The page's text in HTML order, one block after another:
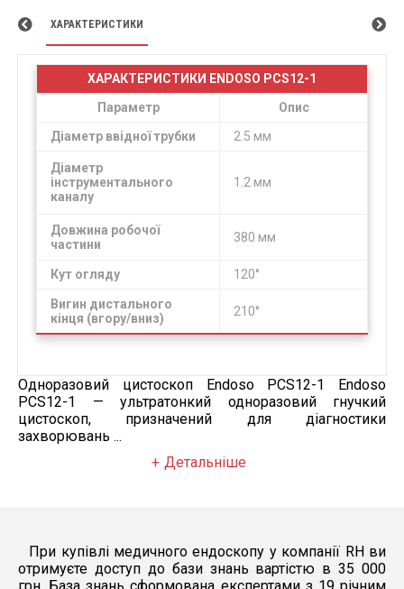
ХАРАКТЕРИСТИКИ
ХАРАКТЕРИСТИКИ ENDOSO PCS12-1
Параметр
Опис
Діаметр ввідної трубки
2.5 мм
Діаметр
інструментального
каналу
1.2 мм
Довжина робочої
частини
380 мм
Кут огляду 120°
Вигин дистального
кінця (вгору/вниз)
210°
Одноразовий цистоскоп Endoso PCS12-1 Endoso
PCS12-1 — ультратонкий одноразовий гнучкий
цистоскоп, призначений для діагностики
захворювань ...
Детальніше
При купівлі медичного ендоскопу у компанії RH ви
отримуєте доступ до бази знань вартістю в 35 000